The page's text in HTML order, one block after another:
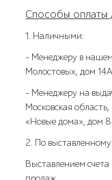
Способы оплаты
1. Наличными:
- Менеджеру в
Молостовых, дом
- Менеджеру на
Московская
«Новые дома», дом 8
2. По
Выставлением